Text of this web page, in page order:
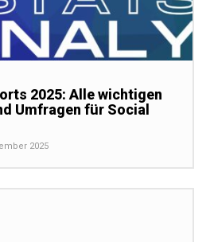
2025: Alle wichtigen
Umfragen für Social
2025